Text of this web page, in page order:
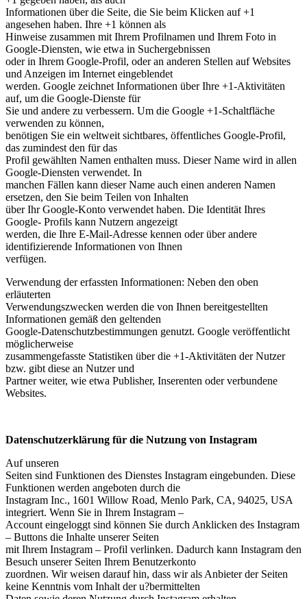
Informationen über die Seite, die Sie beim Klicken auf +1
angesehen haben. Ihre +1 können als
Hinweise zusammen mit Ihrem Profilnamen und Ihrem Foto in
Google-Diensten, wie etwa in Suchergebnissen
oder in Ihrem Google-Profil, oder an anderen Stellen auf Websites
und Anzeigen im Internet eingeblendet
werden. Google zeichnet Informationen über Ihre +1-Aktivitäten
auf, um die Google-Dienste für
Sie und andere zu verbessern. Um die Google +1-Schaltfläche
verwenden zu können,
benötigen Sie ein weltweit sichtbares, öffentliches Google-Profil,
das zumindest den für das
Profil gewählten Namen enthalten muss. Dieser Name wird in allen
Google-Diensten verwendet. In
manchen Fällen kann dieser Name auch einen anderen Namen
ersetzen, den Sie beim Teilen von Inhalten
über Ihr Google-Konto verwendet haben. Die Identität Ihres
Google- Profils kann Nutzern angezeigt
werden, die Ihre E-Mail-Adresse kennen oder über andere
identifizierende Informationen von Ihnen
verfügen.
Verwendung der erfassten Informationen: Neben den oben
erläuterten
Verwendungszwecken werden die von Ihnen bereitgestellten
Informationen gemäß den geltenden
Google-Datenschutzbestimmungen genutzt. Google veröffentlicht
möglicherweise
zusammengefasste Statistiken über die +1-Aktivitäten der Nutzer
bzw. gibt diese an Nutzer und
Partner weiter, wie etwa Publisher, Inserenten oder verbundene
Websites.
Datenschutzerklärung für die Nutzung von Instagram
Auf unseren
Seiten sind Funktionen des Dienstes Instagram eingebunden. Diese
Funktionen werden angeboten durch die
Instagram Inc., 1601 Willow Road, Menlo Park, CA, 94025, USA
integriert. Wenn Sie in Ihrem Instagram –
Account eingeloggt sind können Sie durch Anklicken des Instagram
– Buttons die Inhalte unserer Seiten
mit Ihrem Instagram – Profil verlinken. Dadurch kann Instagram den
Besuch unserer Seiten Ihrem Benutzerkonto
zuordnen. Wir weisen darauf hin, dass wir als Anbieter der Seiten
keine Kenntnis vom Inhalt der u?bermittelten